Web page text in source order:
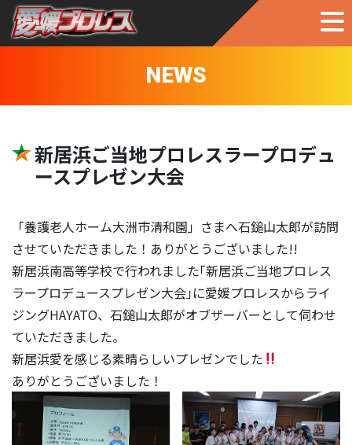
NEWS
新居浜ご当地プロレスラープロデュ
ースプレゼン大会
「養護老人ホーム大洲市清和園」さまへ石鎚山太郎が訪問
させていただきました！ありがとうございました!!
新居浜南高等学校で行われました｢新居浜ご当地プロレス
ラープロデュースプレゼン大会｣に愛媛プロレスからライ
ジングHAYATO、石鎚山太郎がオブザーバーとして伺わせ
ていただきました。
新居浜愛を感じる素晴らしいプレゼンでした
ありがとうございました！